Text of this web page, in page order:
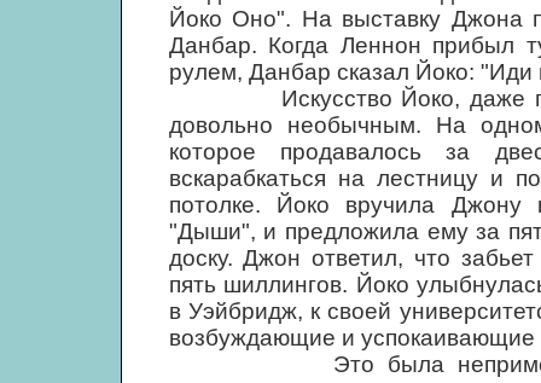
Йоко Оно". На выставку Джона
Данбар. Когда Леннон прибыл
рулем, Данбар сказал Йоко:
Искусство Йоко, даже по
довольно необычным. На
которое продавалось за
вскарабкаться на лестницу и
потолке. Йоко вручила Джону
"Дыши", и предложила ему за
доску. Джон ответил, что
пять шиллингов. Йоко
в Уэйбридж, к своей
возбуждающие и успокаивающие
Это была